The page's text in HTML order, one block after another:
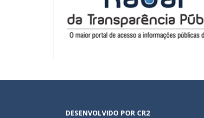
DESENVOLVIDO POR CR2